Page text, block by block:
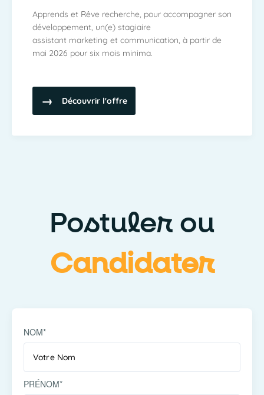
Apprends et Rêve recherche, pour accompagner son
développement, un(e) stagiaire
assistant marketing et communication, à partir de
mai 2026 pour six mois minima.
Découvrir l'offre
Postuler ou
Candidater
NOM*
PRÉNOM*